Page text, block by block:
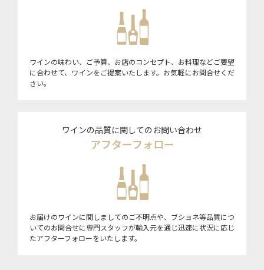
ワインの味わい、ご予算、お店のコンセプト、お料理などご要望
に合わせて、ワインをご提案いたします。お気軽にお問合せくだ
さい。
ワインの品質に関してのお問い合わせ
アフターフォロー
お届けのワインに関しましてのご不明点や、ブショネ等品質につ
いてのお問合せに専門スタッフが輸入元を通じ迅速に状況に応じ
たアフターフォローをいたします。